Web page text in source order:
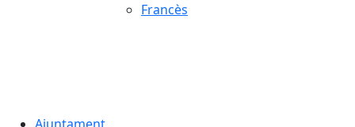
Francès